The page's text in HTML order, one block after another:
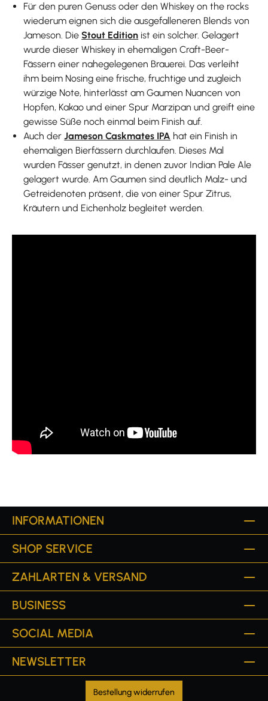
Für den puren Genuss oder den Whiskey on the rocks
wiederum eignen sich die ausgefalleneren Blends von
Jameson. DieStout Edition ist ein solcher. Gelagert
wurde dieser Whiskey in ehemaligen Craft-Beer-
Fässern einer nahegelegenen Brauerei. Das verleiht
ihm beim Nosing eine frische, fruchtige und zugleich
würzige Note, hinterlässt am Gaumen Nuancen von
Hopfen, Kakao und einer Spur Marzipan und greift eine
gewisse Süße noch einmal beim Finish auf.
Auch derJameson Caskmates IPA hat ein Finish in
ehemaligen Bierfässern durchlaufen. Dieses Mal
wurden Fässer genutzt, in denen zuvor Indian Pale Ale
gelagert wurde. Am Gaumen sind deutlich Malz- und
Getreidenoten präsent, die von einer Spur Zitrus,
Kräutern und Eichenholz begleitet werden.
INFORMATIONEN
SHOP SERVICE
ZAHLARTEN & VERSAND
BUSINESS
SOCIAL MEDIA
NEWSLETTER
Bestellung widerrufen